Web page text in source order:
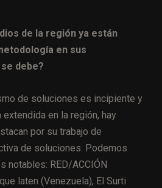
de la región ya están
en sus
debe?
de soluciones es incipiente y
en la región, hay
por su trabajo de
de soluciones. Podemos
notables: RED/ACCIÓN
laten (Venezuela), El Surti